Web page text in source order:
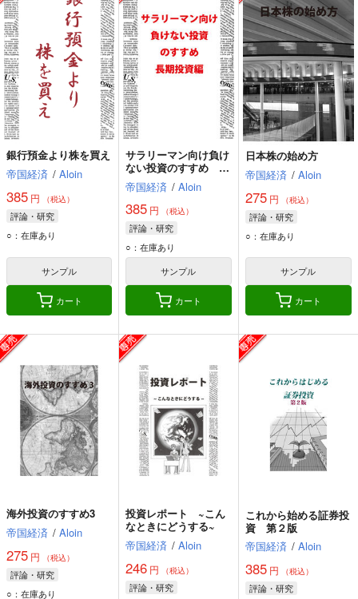
銀行預金より株を買え
帝国経済 / Aloin
385 円 （税込）
評論・研究
○：在庫あり
サンプル
カート
サラリーマン向け負け
ない投資のすすめ 長
期投資編
帝国経済 / Aloin
385 円 （税込）
評論・研究
○：在庫あり
サンプル
カート
日本株の始め方
帝国経済 / Aloin
275円 （税込）
評論・研究
○：在庫あり
サンプル
カート
海外投資のすすめ3
帝国経済 / Aloin
275 円 （税込）
評論・研究
○：在庫あり
投資レポート ~こん
なときにどうする~
帝国経済 / Aloin
246 円 （税込）
評論・研究
これから始める証券投
資 第２版
帝国経済 / Aloin
385円 （税込）
評論・研究